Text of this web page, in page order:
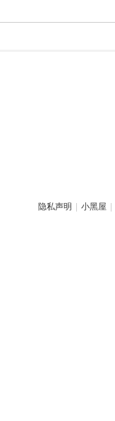
隐私声明 小黑屋